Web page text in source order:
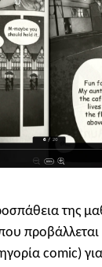
της
προβάλλεται
comic)